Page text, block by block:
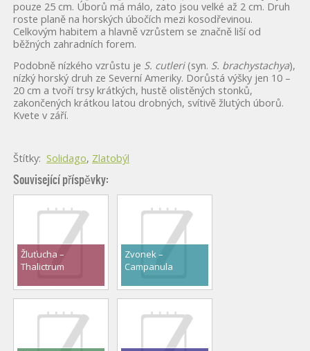
pouze 25 cm. Úborů má málo, zato jsou velké až 2 cm. Druh
roste planě na horských úbočích mezi kosodřevinou.
Celkovým habitem a hlavně vzrůstem se značně liší od
běžných zahradních forem.
Podobně nízkého vzrůstu je S. cutleri(syn. S. brachystachya),
nízký horský druh ze Severní Ameriky. Dorůstá výšky jen 10 –
20 cm a tvoří trsy krátkých, hustě olistěných stonků,
zakončených krátkou latou drobných, svítivě žlutých úborů.
Kvete v září.
Štítky: Solidago, Zlatobýl
Související příspěvky:
Žluťucha –
Thalictrum
Zvonek –
Campanula